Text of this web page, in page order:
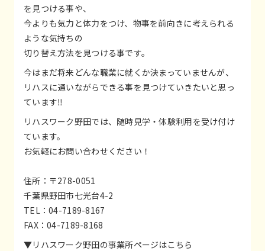
を見つける事や、
今よりも気力と体力をつけ、物事を前向きに考えられる
ような気持ちの
切り替え方法を見つける事です。
今はまだ将来どんな職業に就くか決まっていませんが、
リハスに通いながらできる事を見つけていきたいと思っ
ています‼️
リハスワーク野田では、随時見学・体験利用を受け付け
ています。
お気軽にお問い合わせください！
住所：〒278-0051
千葉県野田市七光台4-2
TEL：04-7189-8167
FAX：04-7189-8168
▼リハスワーク野田の事業所ページはこちら